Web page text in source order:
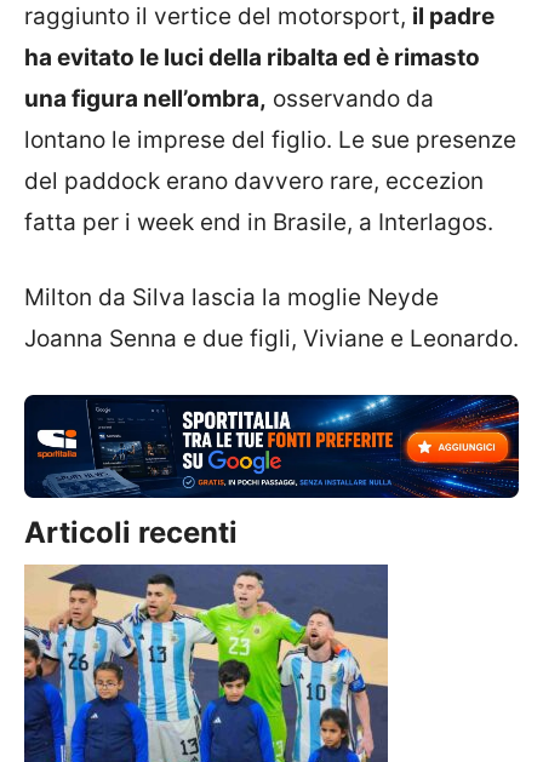
raggiunto il vertice del motorsport, il padre
ha evitato le luci della ribalta ed è rimasto
una figura nell’ombra, osservando da
lontano le imprese del figlio. Le sue presenze
del paddock erano davvero rare, eccezion
fatta per i week end in Brasile, a Interlagos.
Milton da Silva lascia la moglie Neyde
Joanna Senna e due figli, Viviane e Leonardo.
Articoli recenti